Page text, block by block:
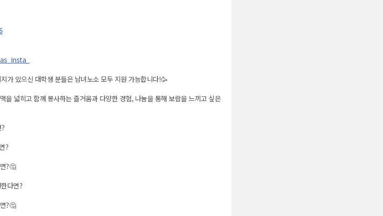
가 있으신 대학생 분들은 남녀노소 모두 지원 가능합니다!🥳
을 넓히고 함께 봉사하는 즐거움과 다양한 경험, 나눔을 통해 보람을 느끼고 싶은
?
?🤔
다면?
?🤔